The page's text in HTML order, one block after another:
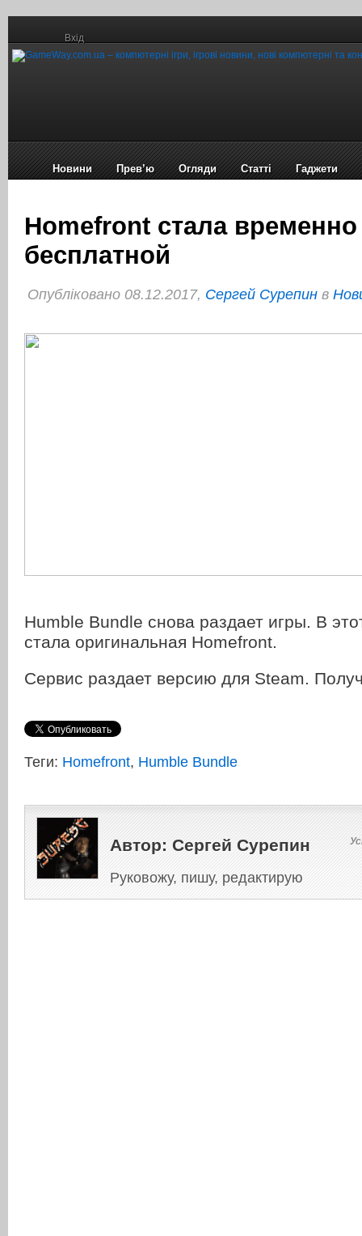
Вхід
Новини Прев’ю Огляди Статті Гаджети
Homefront стала временно
бесплатной
Опубліковано 08.12.2017, Сергей Сурепин в
Humble Bundle снова раздает игры. В
стала оригинальная Homefront.
Сервис раздает версию для Steam.
Теги: Homefront, Humble Bundle
Автор: Сергей Сурепин
Руковожу, пишу, редактирую